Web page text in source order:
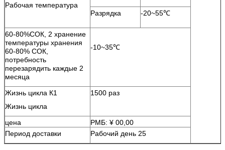
Рабочая температура
Разрядка -20~55℃
60-80%СОК, 2 хранение
температуры хранения
60-80% СОК,
потребность
перезарядить каждые 2
месяца
-10~35℃
Жизнь цикла К1
Жизнь цикла
1500 раз
цена
РМБ: ¥ 00,00
Период доставки
Рабочий день 25